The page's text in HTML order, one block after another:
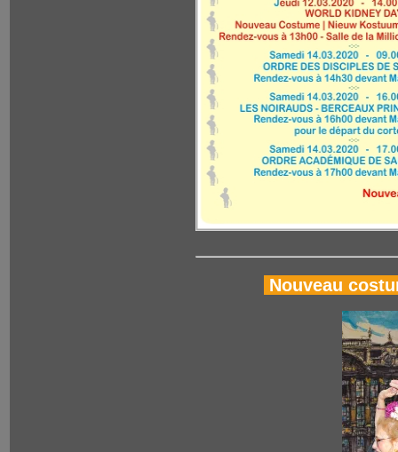
Nouveau